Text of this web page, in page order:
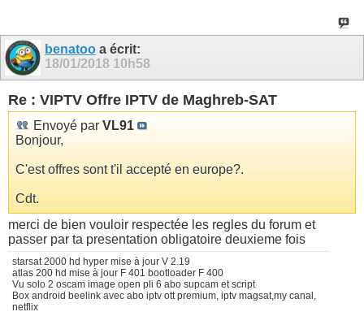
benatoo a écrit:
18/01/2018 10h58
Re : VIPTV Offre IPTV de Maghreb-SAT
Envoyé par VL91
Bonjour,
C'est offres sont t'il accepté en europe?.
Cdt.
merci de bien vouloir respectée les regles du forum et
passer par ta presentation obligatoire deuxieme fois
starsat 2000 hd hyper mise à jour V 2.19
atlas 200 hd mise à jour F 401 bootloader F 400
Vu solo 2 oscam image open pli 6 abo supcam et script
Box android beelink avec abo iptv ott premium, iptv magsat,my canal,
netflix